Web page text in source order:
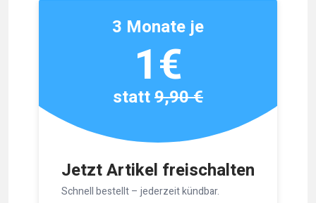
Jetzt Artikel freischalten
Schnell bestellt – jederzeit kündbar.
3 Monate je
1€
statt9,90 €